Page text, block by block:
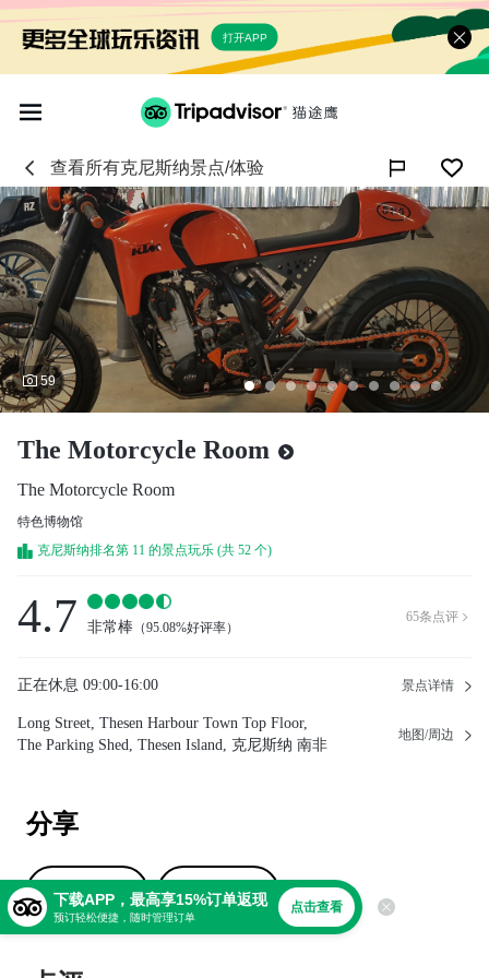
打开APP
查看所有克尼斯纳景点/体验
59
The Motorcycle Room
The Motorcycle Room
特色博物馆
克尼斯纳排名第 11 的景点玩乐 (共 52 个)
4.7 非常棒 （95.08%好评率）
65条点评 
正在休息 09:00-16:00 景点详情
Long Street, Thesen Harbour Town Top Floor,
The Parking Shed, Thesen Island, 克尼斯纳 南非
地图/周边
分享
撰写点评 上传照片
下载APP，最高享15%订单返现
预订轻松便捷，随时管理订单
点击查看